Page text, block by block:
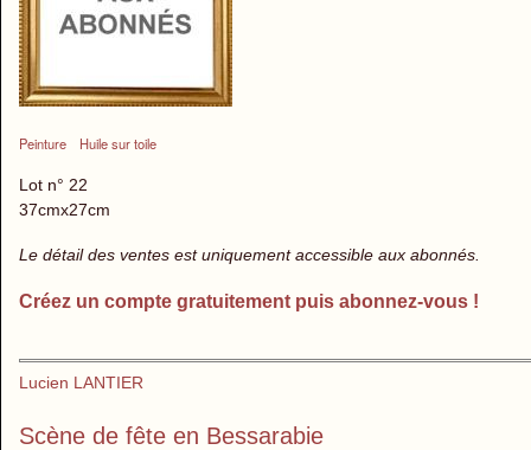
Peinture Huile sur toile
Lot n° 22
37cmx27cm
Le détail des ventes est uniquement accessible aux abonnés.
Créez un compte gratuitement puis abonnez-vous !
Lucien LANTIER
Scène de fête en Bessarabie